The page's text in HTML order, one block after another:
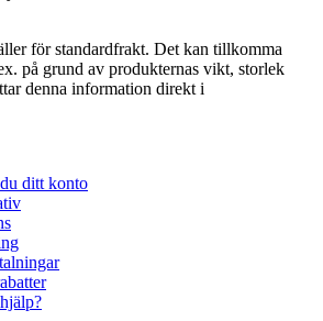
för standardfrakt. Det kan tillkomma
på grund av produkternas vikt, storlek
denna information direkt i
ditt konto